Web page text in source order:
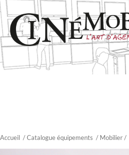
Accueil / Catalogue équipements / Mobilier/